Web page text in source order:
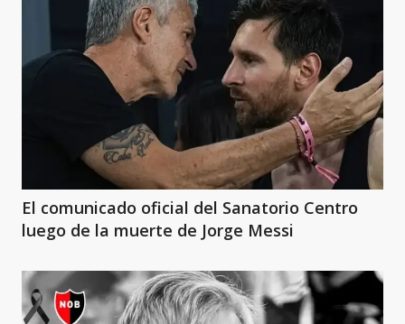
El comunicado oficial del Sanatorio Centro
luego de la muerte de Jorge Messi